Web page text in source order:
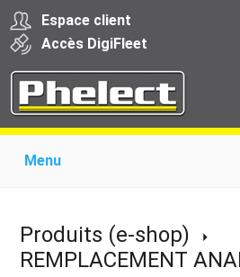
Espace client
Accès DigiFleet
Menu
Produits pour transporteurs
Actualité
Support
Produits (e-shop)
REMPLACEMENT